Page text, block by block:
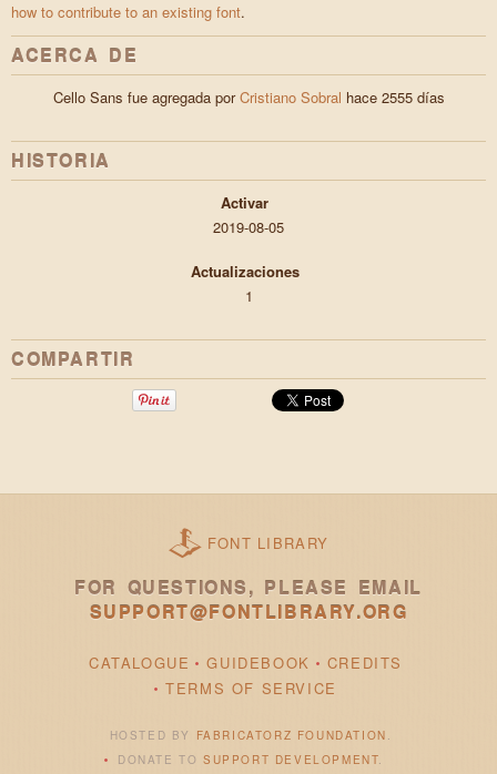
how to contribute to an existing font.
ACERCA DE
Cello Sans fue agregada porCristiano Sobral hace 2555 días
HISTORIA
Activar
2019-08-05
Actualizaciones
1
COMPARTIR
FONT LIBRARY
FOR QUESTIONS, PLEASE EMAIL
SUPPORT@FONTLIBRARY.ORG
CATALOGUE GUIDEBOOK
CREDITS
TERMS OF SERVICE
HOSTED BY FABRICATORZ FOUNDATION .
DONATE TO SUPPORT DEVELOPMENT.